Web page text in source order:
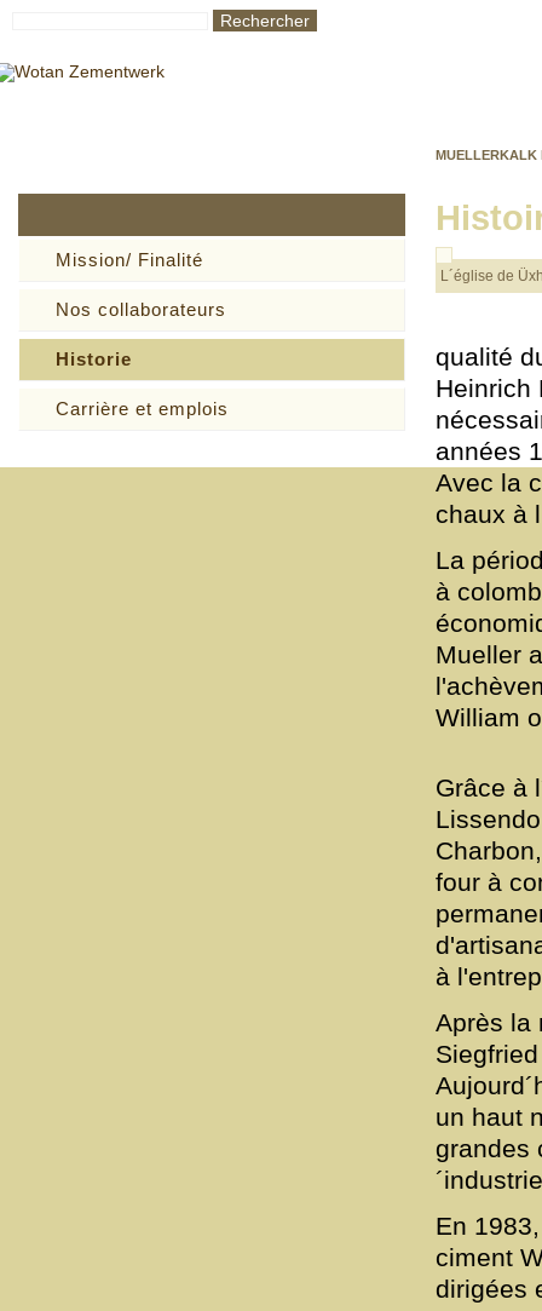
Rechercher
MUELLERKALK
L´église de
qualité
Heinrich
années
Avec la
chaux à
La
à
Mueller
William
Grâce à
four à
à
Après la
un haut
grandes
En
ciment
dirigées
Mission/ Finalité
Nos collaborateurs
Historie
Carrière et emplois